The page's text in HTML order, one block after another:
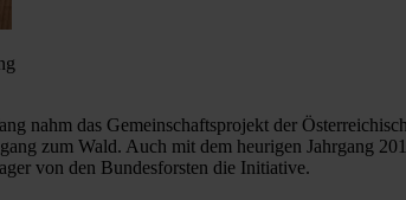
nahm das Gemeinschaftsprojekt der
zum Wald. Auch mit dem heurigen Jahrgang
von den Bundesforsten die Initiative.